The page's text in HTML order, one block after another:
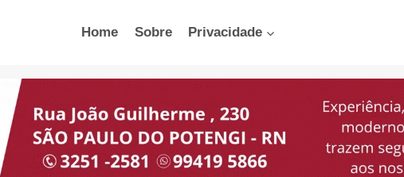
Home Sobre Privacidade